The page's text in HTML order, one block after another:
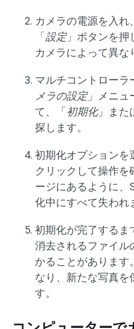
カメラの電源を入れ
「設定」ボタンを押
カメラによって異な
マルチコントローラ
メラの設定」メニュ
て、「初期化」また
探します。
初期化オプションを
クリックして操作を
ージにあるように、
化中にすべて失われ
初期化が完了するま
消去されるファイル
かることがあります
なり、新たな写真を
す。